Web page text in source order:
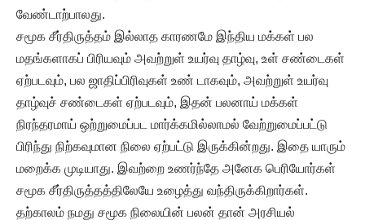
வேண்டாற்பாலது.
சமூக சீர்திருத்தம் இல்லாத காரணமே இந்திய மக்கள் பல
மதங்களாகப் பிரியவும் அவற்றுள் உயர்வு தாழ்வு, உள் சண்டைகள்
ஏற்படவும், பல ஜாதிப்பிரிவுகள் உண் டாகவும், அவற்றுள் உயர்வு
தாழ்வுச் சண்டைகள் ஏற்படவும், இதன் பலனாய் மக்கள்
நிரந்தரமாய் ஒற்றுமைப்பட மார்க்கமில்லாமல் வேற்றுமைப்பட்டு
பிரிந்து நிற்கவுமான நிலை ஏற்பட்டு இருக்கின்றது. இதை யாரும்
மறைக்க முடியாது. இவற்றை உணர்ந்தே அனேக பெரியோர்கள்
சமூக சீர்திருத்தத்திலேயே உழைத்து வந்திருக்கிறார்கள்.
தற்காலம் நமது சமூக நிலையின் பலன் தான் அரசியல்